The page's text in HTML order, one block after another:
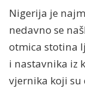
Nigerija je
nedavno se
otmica stotina
i nastavnika iz
vjernika koji su